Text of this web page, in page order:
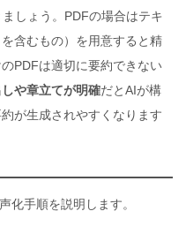
しょう。PDFの場合はテキ
含むもの）を用意すると精
PDFは適切に要約できない
しや章立てが明確だとAIが構
が生成されやすくなります
化手順を説明します。